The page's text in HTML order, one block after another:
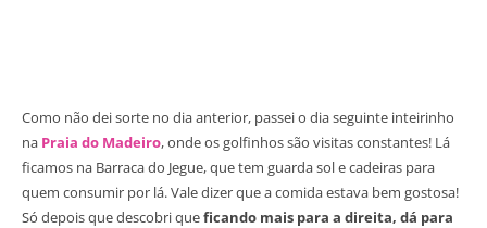
Como não dei sorte no dia anterior, passei o dia seguinte inteirinho
na Praia do Madeiro, onde os golfinhos são visitas constantes! Lá
ficamos na Barraca do Jegue, que tem guarda sol e cadeiras para
quem consumir por lá. Vale dizer que a comida estava bem gostosa!
Só depois que descobri queficando mais para a direita, dá para